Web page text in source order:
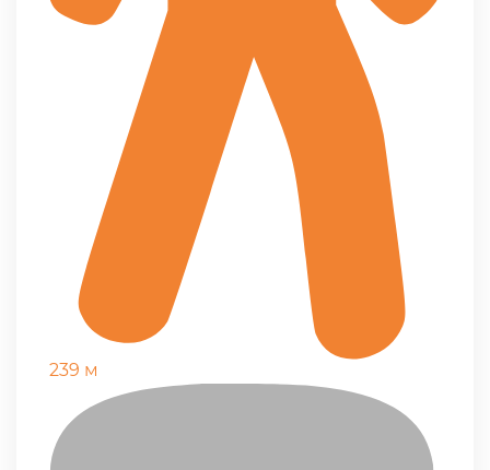
239 м